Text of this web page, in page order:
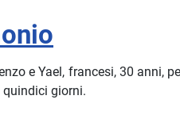
e Yael, francesi, 30 anni,
giorni.